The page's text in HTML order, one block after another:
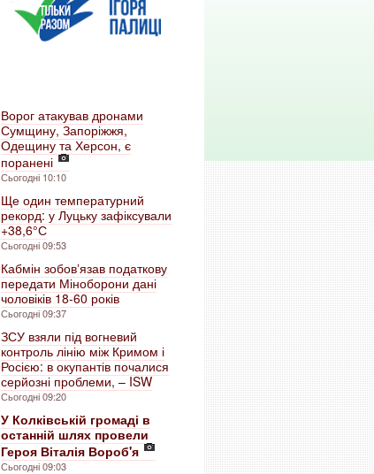
Ворог атакував дронами
Сумщину, Запоріжжя,
Одещину та Херсон, є
поранені
Сьогодні 10:10
Ще один температурний
рекорд: у Луцьку зафіксували
+38,6° С
Сьогодні 09:53
Кабмін зобовʼязав податкову
передати Міноборони дані
чоловіків 18-60 років
Сьогодні 09:37
ЗСУ взяли під вогневий
контроль лінію між Кримом і
Росією: в окупантів почалися
серйозні проблеми, – ISW
Сьогодні 09:20
У Колківській громаді в
останній шлях провели
Героя Віталія Вороб'я
Сьогодні 09:03